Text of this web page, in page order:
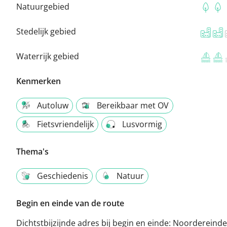
Natuurgebied
Stedelijk gebied
Waterrijk gebied
Kenmerken
Autoluw
Bereikbaar met OV
Fietsvriendelijk
Lusvormig
Thema's
Geschiedenis Natuur
Begin en einde van de route
Dichtstbijzijnde adres bij begin en einde: